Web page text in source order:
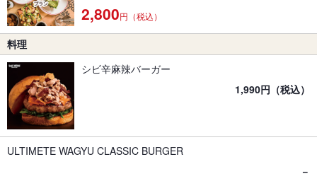
2,800円（税込）
料理
シビ辛麻辣バーガー
1,990円（税込）
ULTIMETE WAGYU CLASSIC BURGER
－